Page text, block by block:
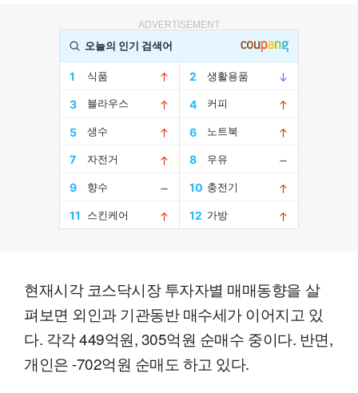
ADVERTISEMENT
현재시각 코스닥시장 투자자별 매매동향을 살
펴보면 외인과 기관동반 매수세가 이어지고 있
다. 각각 449억원, 305억원 순매수 중이다. 반면,
개인은 -702억원 순매도 하고 있다.